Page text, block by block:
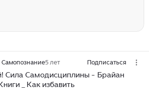
5 лет Подписаться
Сила Самодисциплины - Брайан
_ Как избавить